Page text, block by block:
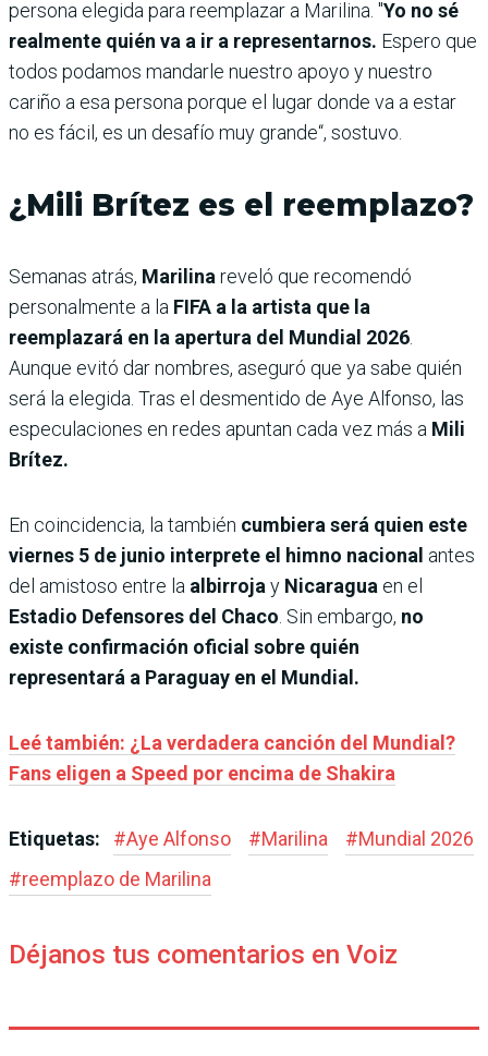
persona elegida para reemplazar a Marilina. "Yo no sé
realmente quién va a ir a representarnos. Espero que
todos podamos mandarle nuestro apoyo y nuestro
cariño a esa persona porque el lugar donde va a estar
no es fácil, es un desafío muy grande“, sostuvo.
¿Mili Brítez es el reemplazo?
Semanas atrás, Marilinareveló que recomendó
personalmente a la FIFA a la artista que la
reemplazará en la apertura del Mundial 2026.
Aunque evitó dar nombres, aseguró que ya sabe quién
será la elegida. Tras el desmentido de Aye Alfonso, las
especulaciones en redes apuntan cada vez más a Mili
Brítez.
En coincidencia, la también cumbiera será quien este
viernes 5 de junio interprete el himno nacional antes
del amistoso entre la albirrojay Nicaragua en el
Estadio Defensores del Chaco. Sin embargo, no
existe confirmación oficial sobre quién
representará a Paraguay en el Mundial.
Leé también: ¿La verdadera canción del Mundial?
Fans eligen a Speed por encima de Shakira
Etiquetas: #Aye Alfonso #Marilina #Mundial 2026
#reemplazo de Marilina
Déjanos tus comentarios en Voiz